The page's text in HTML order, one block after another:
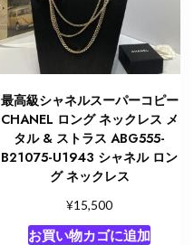
最高級シャネルスーパーコピー
CHANEL ロング ネックレス メ
タル & ストラス ABG555-
B21075-U1943 シャネル ロン
グ ネックレス
¥15,500
お買い物カゴに追加